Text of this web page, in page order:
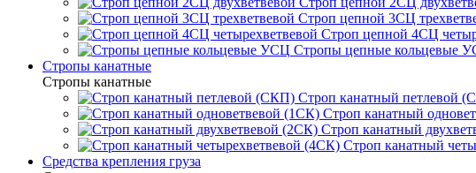
Строп цепной 3СЦ
Строп цепной 4СЦ
Стропы цепные кольцевые
Стропы канатные
Стропы канатные
Строп канатный петлевой
Строп канатный
Строп канатный
Строп канатный
Средства крепления груза